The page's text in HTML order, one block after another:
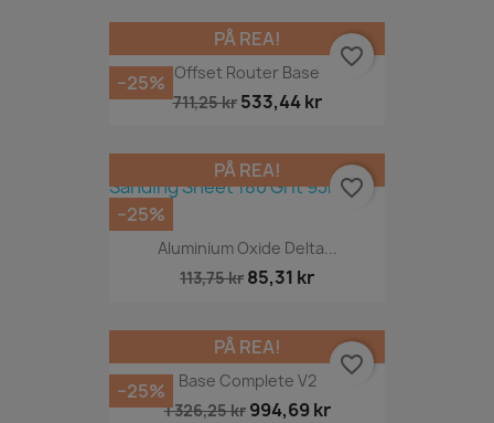
Offset Router Base
711,25 kr 533,44 kr
PÅ REA!
−25%
favorite_border
Aluminium Oxide Delta...
113,75 kr 85,31 kr
PÅ REA!
−25%
favorite_border
Base Complete V2
1 326,25 kr 994,69 kr
PÅ REA!
−25%
favorite_border